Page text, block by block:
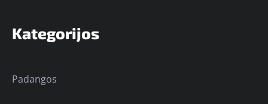
Kategorijos
Padangos